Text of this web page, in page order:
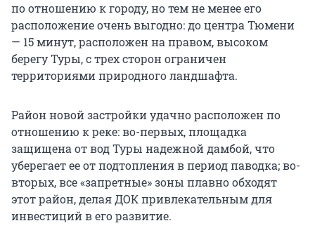
по отношению к городу, но тем не менее его
расположение очень выгодно: до центра Тюмени
— 15 минут, расположен на правом, высоком
берегу Туры, с трех сторон ограничен
территориями природного ландшафта.
Район новой застройки удачно расположен по
отношению к реке: во-первых, площадка
защищена от вод Туры надежной дамбой, что
уберегает ее от подтопления в период паводка; во-
вторых, все «запретные» зоны плавно обходят
этот район, делая ДОК привлекательным для
инвестиций в его развитие.